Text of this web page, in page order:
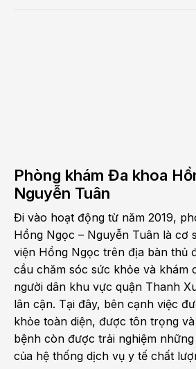
Phòng khám Đa khoa
Nguyễn Tuân
Đi vào hoạt động từ năm 2019,
Hồng Ngọc – Nguyễn Tuân là cơ
viện Hồng Ngọc trên địa bàn thủ
cầu chăm sóc sức khỏe và khám
người dân khu vực quận Thanh
lân cận. Tại đây, bên cạnh việc
khỏe toàn diện, được tôn trọng
bệnh còn được trải nghiệm
của hệ thống dịch vụ y tế chất